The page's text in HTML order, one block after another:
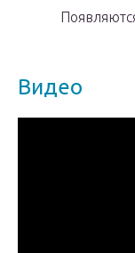
Видео